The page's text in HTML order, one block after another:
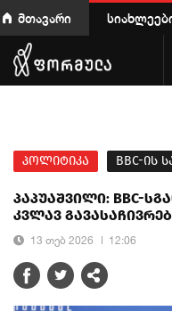
მთავარი
პოლიტიკა BBC-ის
პაპუაშვილი: BBC-
კვლავ
13 თებ 2026 12:06